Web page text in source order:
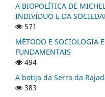
A BIOPOLÍTICA DE
INDIVÍDUO E DA
571
MÉTODO E SOCIOLOGIA
FUNDAMENTAIS
494
A botija da Serra da
383